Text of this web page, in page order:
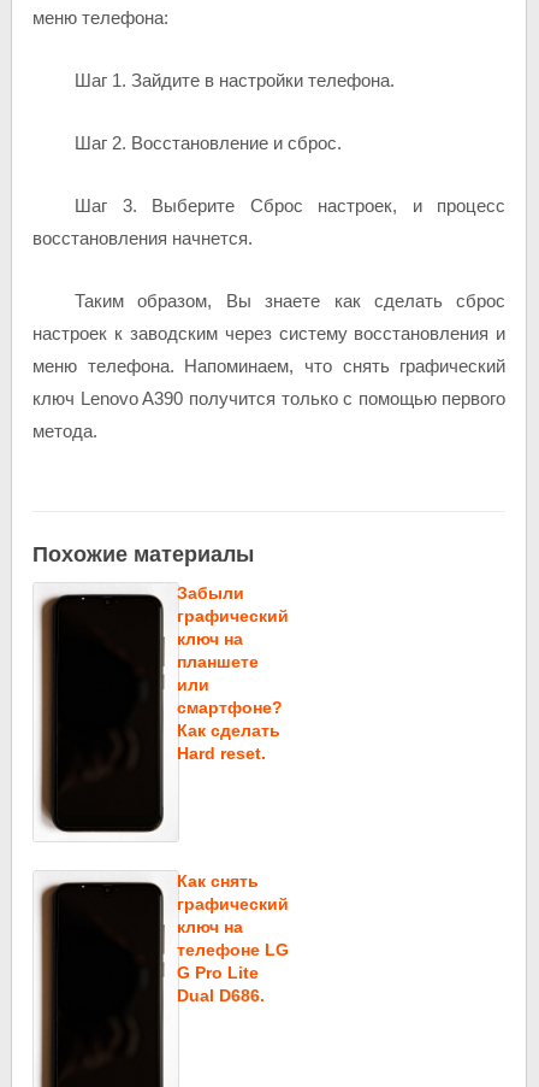
меню телефона:
Шаг 1. Зайдите в настройки телефона.
Шаг 2. Восстановление и сброс.
Шаг 3. Выберите Сброс настроек, и процесс
восстановления начнется.
Таким образом, Вы знаете как сделать сброс
настроек к заводским через систему восстановления и
меню телефона. Напоминаем, что снять графический
ключ Lenovo A390 получится только с помощью первого
метода.
Похожие материалы
Забыли
графический
ключ на
планшете
или
смартфоне?
Как сделать
Hard reset.
Как снять
графический
ключ на
телефоне LG
G Pro Lite
Dual D686.